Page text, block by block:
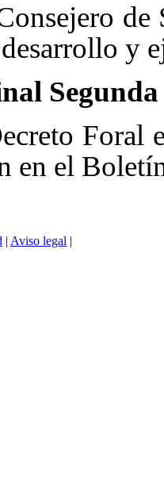
y
Segunda
Foral
en el
| Aviso legal |